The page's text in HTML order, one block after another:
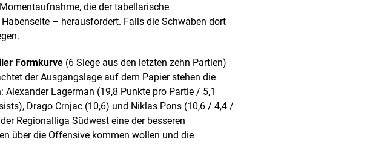
die der tabellarische
– herausfordert. Falls die Schwaben dort
Formkurve (6 Siege aus den letzten zehn Partien)
der Ausgangslage auf dem Papier stehen die
Lagerman (19,8 Punkte pro Partie / 5,1
Drago Crnjac (10,6) und Niklas Pons (10,6 / 4,4 /
Regionalliga Südwest eine der besseren
über die Offensive kommen wollen und die